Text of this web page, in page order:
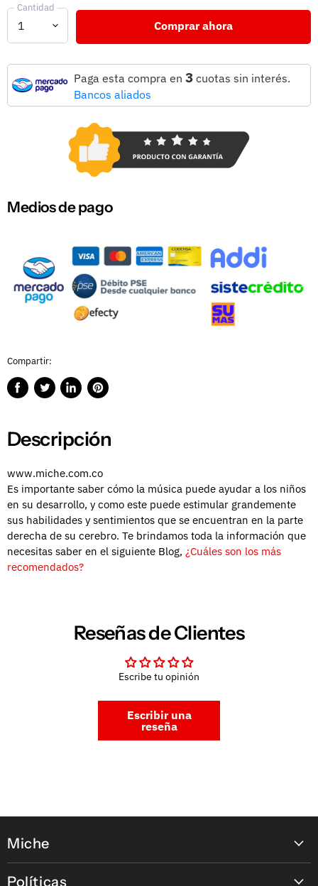
Cantidad
Comprar ahora
Paga esta compra en 3 cuotas sin interés.
Bancos aliados
Medios de pago
Compartir:
CompartirPublicarCompartirGuardar
Descripción
www.miche.com.co
Es importante saber cómo la música puede ayudar a los niños
en su desarrollo, y como este puede estimular grandemente
sus habilidades y sentimientos que se encuentran en la parte
derecha de su cerebro. Te brindamos toda la información que
necesitas saber en el siguiente Blog, ¿Cuáles son los más
recomendados?
Reseñas de Clientes
Escribe tu opinión
Escribir una
reseña
Miche
Políticas